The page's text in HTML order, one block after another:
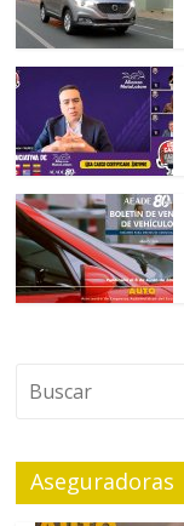
Aseguradoras